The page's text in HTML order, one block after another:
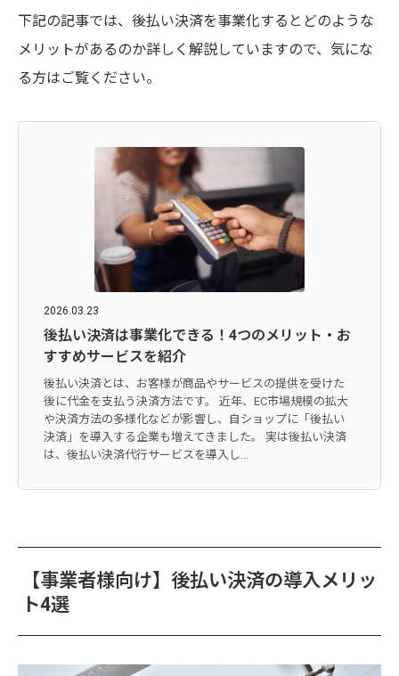
下記の記事では、後払い決済を事業化するとどのような
メリットがあるのか詳しく解説していますので、気にな
る方はご覧ください。
2026.03.23
後払い決済は事業化できる！4つのメリット・お
すすめサービスを紹介
後払い決済とは、お客様が商品やサービスの提供を受けた
後に代金を支払う決済方法です。 近年、EC市場規模の拡大
や決済方法の多様化などが影響し、自ショップに「後払い
決済」を導入する企業も増えてきました。 実は後払い決済
は、後払い決済代行サービスを導入し...
【事業者様向け】後払い決済の導入メリッ
ト4選